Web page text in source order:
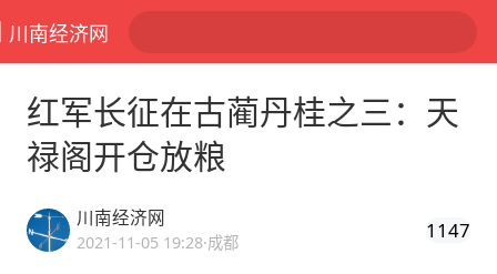
川南经济网
红军长征在古蔺丹桂之三：天
禄阁开仓放粮
川南经济网
2021-11-05 19:28·成都 1147